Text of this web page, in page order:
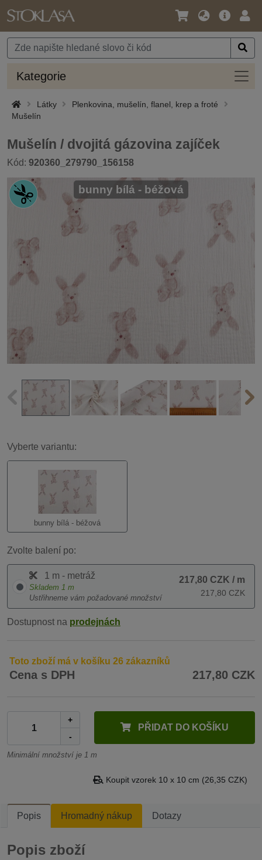
Jazyk
Měna
Hlavní
Kategorie
Látky
Plenkovina, mušelín, flanel, krep a froté
Mušelín
Mušelín / dvojitá gázovina zajíček
Kód: 920360_279790_156158
bunny bílá - béžová
Vyberte variantu:
bunny bílá - béžová
Zvolte balení po:
1 m - metráž
Skladem 1 m
Ustřihneme vám požadované množství
217,80 CZK / m
217,80 CZK
Dostupnost na prodejnách
Toto zboží má v košíku 26 zákazníků
Cena s DPH 217,80 CZK
+
-
PŘIDAT DO KOŠÍKU
Minimální množství je 1 m
Koupit vzorek 10 x 10 cm (26,35 CZK)
Popis Hromadný nákup Dotazy
Popis zboží